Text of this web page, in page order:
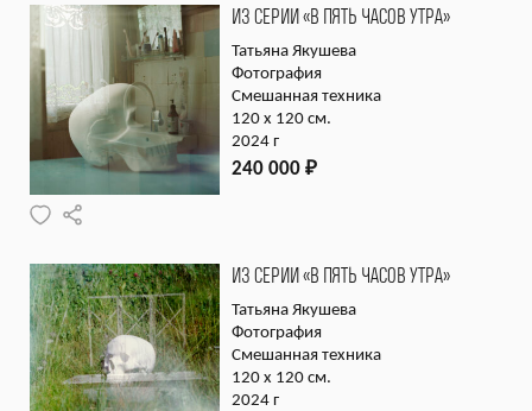
ИЗ СЕРИИ «В ПЯТЬ ЧАСОВ УТРА»
Татьяна Якушева
Фотография
Смешанная техника
120 х 120 см.
2024 г
240 000 ₽
ИЗ СЕРИИ «В ПЯТЬ ЧАСОВ УТРА»
Татьяна Якушева
Фотография
Смешанная техника
120 х 120 см.
2024 г